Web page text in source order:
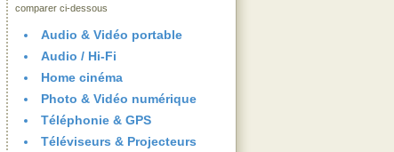
comparer ci-dessous
Audio & Vidéo portable
Audio / Hi-Fi
Home cinéma
Photo & Vidéo numérique
Téléphonie & GPS
Téléviseurs & Projecteurs